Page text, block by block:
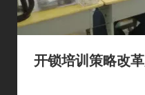
开锁培训策略改